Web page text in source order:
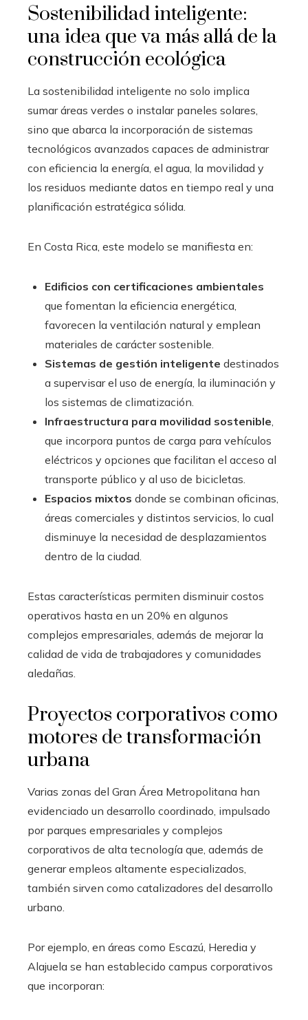
Sostenibilidad inteligente:
una idea que va más allá de la
construcción ecológica
La sostenibilidad inteligente no solo implica
sumar áreas verdes o instalar paneles solares,
sino que abarca la incorporación de sistemas
tecnológicos avanzados capaces de administrar
con eficiencia la energía, el agua, la movilidad y
los residuos mediante datos en tiempo real y una
planificación estratégica sólida.
En Costa Rica, este modelo se manifiesta en:
Edificios con certificaciones ambientales
que fomentan la eficiencia energética,
favorecen la ventilación natural y emplean
materiales de carácter sostenible.
Sistemas de gestión inteligente destinados
a supervisar el uso de energía, la iluminación y
los sistemas de climatización.
Infraestructura para movilidad sostenible
que incorpora puntos de carga para vehículos
eléctricos y opciones que facilitan el acceso al
transporte público y al uso de bicicletas.
Espacios mixtos donde se combinan oficinas,
áreas comerciales y distintos servicios, lo cual
disminuye la necesidad de desplazamientos
dentro de la ciudad.
Estas características permiten disminuir costos
operativos hasta en un 20% en algunos
complejos empresariales, además de mejorar la
calidad de vida de trabajadores y comunidades
aledañas.
Proyectos corporativos como
motores de transformación
urbana
Varias zonas del Gran Área Metropolitana han
evidenciado un desarrollo coordinado, impulsado
por parques empresariales y complejos
corporativos de alta tecnología que, además de
generar empleos altamente especializados,
también sirven como catalizadores del desarrollo
urbano.
Por ejemplo, en áreas como Escazú, Heredia y
Alajuela se han establecido campus corporativos
que incorporan: